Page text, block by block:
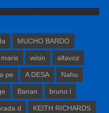
MUCHO BARDO
maris wisin altavoz
pe A DESA Nahu
Banan bruno l
d KEITH RICHARDS